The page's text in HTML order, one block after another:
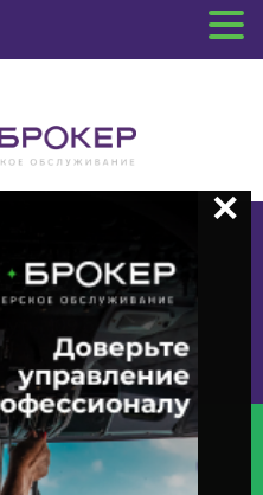
109 оф.510
(BIDS) О Корпоративном